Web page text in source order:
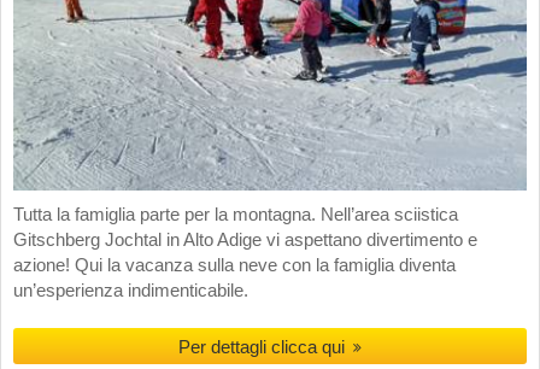
Tutta la famiglia parte per la montagna. Nell’area sciistica
Gitschberg Jochtal in Alto Adige vi aspettano divertimento e
azione! Qui la vacanza sulla neve con la famiglia diventa
un’esperienza indimenticabile.
Per dettagli clicca qui